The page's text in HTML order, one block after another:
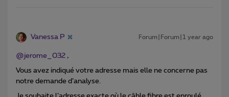
Vanessa P Forum|Forum|1 year ago
@jerome_032 ,
Vous avez indiqué votre adresse mais elle ne concerne pas
notre demande d’analyse.